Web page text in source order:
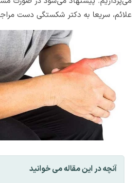
علائم، سریعا به دکتر شکستگی دست
آنچه در این مقاله می خوانید